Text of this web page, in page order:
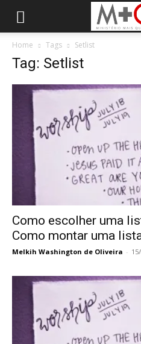
Home Tags Setlist
Tag: Setlist
Como escolher uma
Como montar uma
Melkih Washington de Oliveira -